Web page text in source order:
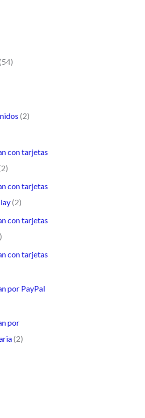
(2)
con tarjetas
con tarjetas
(2)
con tarjetas
con tarjetas
por PayPal
por
(2)